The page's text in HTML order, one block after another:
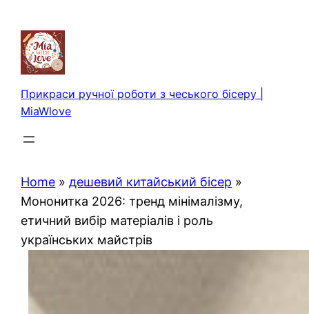
вмісту
Прикраси ручної роботи з чеського бісеру |
MiaWlove
Home »дешевий китайський бісер »
Мононитка 2026: тренд мінімалізму,
етичний вибір матеріалів і роль
українських майстрів